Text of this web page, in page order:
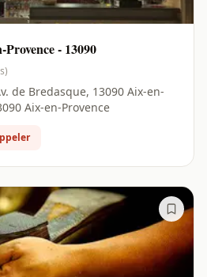
- 13090
de Bredasque, 13090 Aix-en-
Aix-en-Provence